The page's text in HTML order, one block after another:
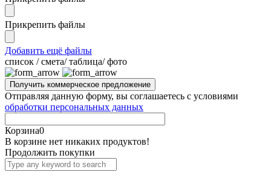
Прикрепить файлы
Добавить ещё файлы
cписок / смета/ таблица/ фото
Отправляя данную форму, вы соглашаетесь с условиями
обработки персональных данных
Корзина0
В корзине нет никаких продуктов!
Продолжить покупки